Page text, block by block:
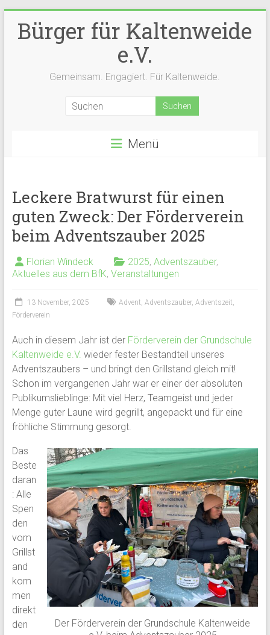
Inhalt
springen
Bürger für Kaltenweide
e.V.
Gemeinsam. Engagiert. Für Kaltenweide.
Menü
Leckere Bratwurst für einen
guten Zweck: Der Förderverein
beim Adventszauber 2025
Florian Windeck 2025, Adventszauber,
Aktuelles aus dem BfK, Veranstaltungen
13 November, 2025 Advent, Adventszauber, Adventszeit,
Förderverein
Auch in diesem Jahr ist der Förderverein der Grundschule
Kaltenweide e.V. wieder fester Bestandteil unseres
Adventszaubers – und bringt den Grillstand gleich mit!
Schon im vergangenen Jahr war er einer der absoluten
Publikumslieblinge: Mit viel Herz, Teamgeist und jeder
Menge guter Laune wird gegrillt, angepackt und für eine
fröhliche Stimmung gesorgt.
Der Förderverein der Grundschule Kaltenweide
Das
Beste
daran
: Alle
Spen
den
vom
Grillst
and
kom
men
direkt
den